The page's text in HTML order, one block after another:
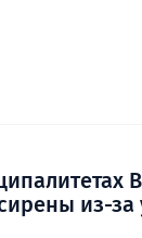
из-